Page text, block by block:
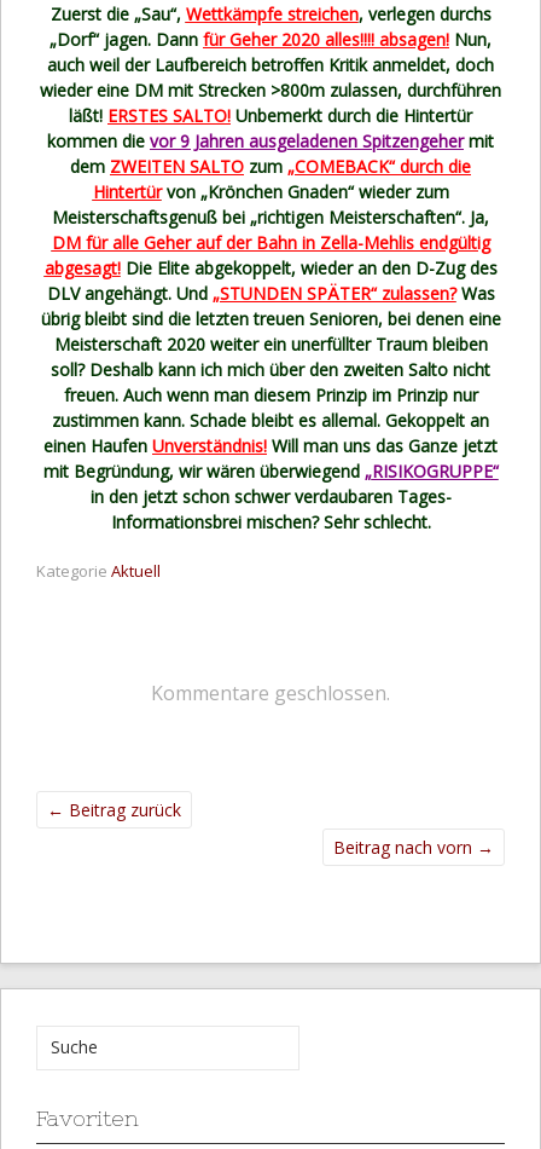
Zuerst die „Sau“, Wettkämpfe streichen, verlegen durchs
„Dorf“ jagen. Dann für Geher 2020 alles!!!! absagen! Nun,
auch weil der Laufbereich betroffen Kritik anmeldet, doch
wieder eine DM mit Strecken >800m zulassen, durchführen
läßt! ERSTES SALTO! Unbemerkt durch die Hintertür
kommen die vor 9 Jahren ausgeladenen Spitzengehermit
dem ZWEITEN SALTO zum „COMEBACK“ durch die
Hintertürvon „Krönchen Gnaden“ wieder zum
Meisterschaftsgenuß bei „richtigen Meisterschaften“. Ja,
DM für alle Geher auf der Bahn in Zella-Mehlis endgültig
abgesagt!Die Elite abgekoppelt, wieder an den D-Zug des
DLV angehängt. Und „STUNDEN SPÄTER“ zulassen?Was
übrig bleibt sind die letzten treuen Senioren, bei denen eine
Meisterschaft 2020 weiter ein unerfüllter Traum bleiben
soll? Deshalb kann ich mich über den zweiten Salto nicht
freuen. Auch wenn man diesem Prinzip im Prinzip nur
zustimmen kann. Schade bleibt es allemal. Gekoppelt an
einen Haufen Unverständnis! Will man uns das Ganze jetzt
mit Begründung, wir wären überwiegend „RISIKOGRUPPE“
in den jetzt schon schwer verdaubaren Tages-
Informationsbrei mischen? Sehr schlecht.
Kategorie Aktuell
Kommentare geschlossen.
← Beitrag zurück
Beitrag nach vorn →
Favoriten